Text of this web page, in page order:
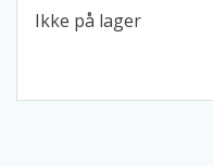
Ikke på lager